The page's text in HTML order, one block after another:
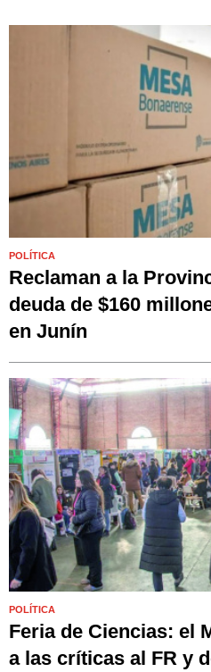
POLÍTICA
Reclaman a la
deuda de $160
en Junín
POLÍTICA
Feria de Ciencias: el
a las críticas al FR y